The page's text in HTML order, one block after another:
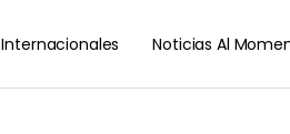
Internacionales Noticias Al